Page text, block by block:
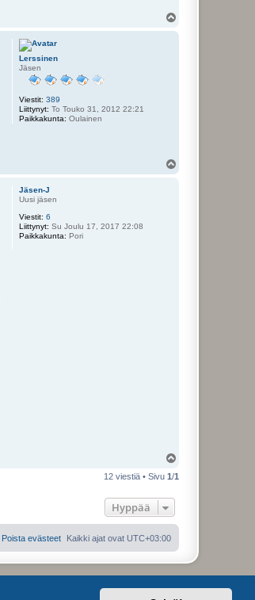
Lerssinen
Jäsen
Viestit: 389
Liittynyt: To Touko 31, 2012 22:21
Paikkakunta: Oulainen
Jäsen-J
Uusi jäsen
Viestit: 6
Liittynyt: Su Joulu 17, 2017 22:08
Paikkakunta: Pori
ö
12 viestiä • Sivu 1/1
Hyppää
Kaikki ajat ovat UTC+03:00
Poista evästeet